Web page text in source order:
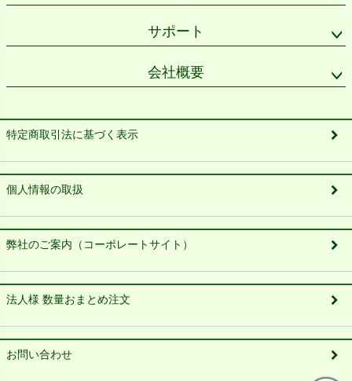
サポート
会社概要
特定商取引法に基づく表示
個人情報の取扱
弊社のご案内（コーポレートサイト）
法人様 数量おまとめ注文
お問い合わせ